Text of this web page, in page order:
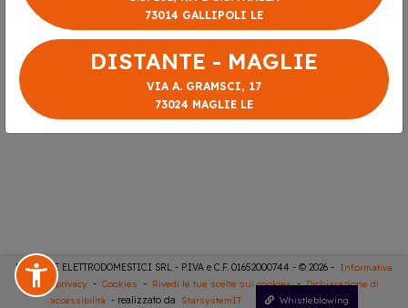
DISTANTE ELETTRODOMESTICI SRL - P.IVA e C.F. 01652000744 - © 2026 - Informativa
sulla privacy - Cookies - Rivedi le tue scelte sui cookies - Dichiarazione di
accessibilità - realizzato da StarsystemIT Whistleblowing
73014 GALLIPOLI LE
DISTANTE - MAGLIE
VIA A. GRAMSCI, 17
73024 MAGLIE LE